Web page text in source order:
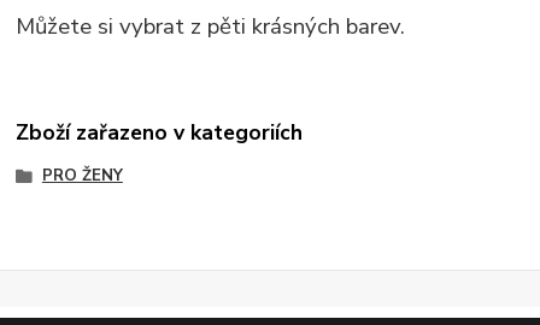
Můžete si vybrat z pěti krásných barev.
Zboží zařazeno v kategoriích
PRO ŽENY